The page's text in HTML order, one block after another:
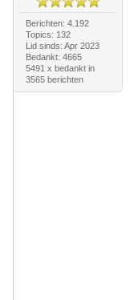
Berichten: 4.192
Topics: 132
Lid sinds: Apr 2023
Bedankt: 4665
5491 x bedankt in
3565 berichten